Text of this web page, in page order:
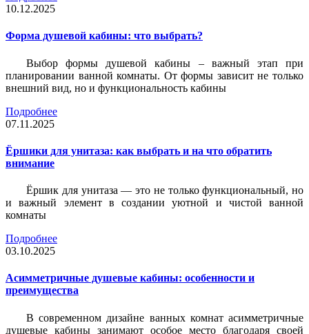
10.12.2025
Форма душевой кабины: что выбрать?
Выбор формы душевой кабины – важный этап при
планировании ванной комнаты. От формы зависит не только
внешний вид, но и функциональность кабины
Подробнее
07.11.2025
Ёршики для унитаза: как выбрать и на что обратить
внимание
Ёршик для унитаза — это не только функциональный, но
и важный элемент в создании уютной и чистой ванной
комнаты
Подробнее
03.10.2025
Асимметричные душевые кабины: особенности и
преимущества
В современном дизайне ванных комнат асимметричные
душевые кабины занимают особое место благодаря своей